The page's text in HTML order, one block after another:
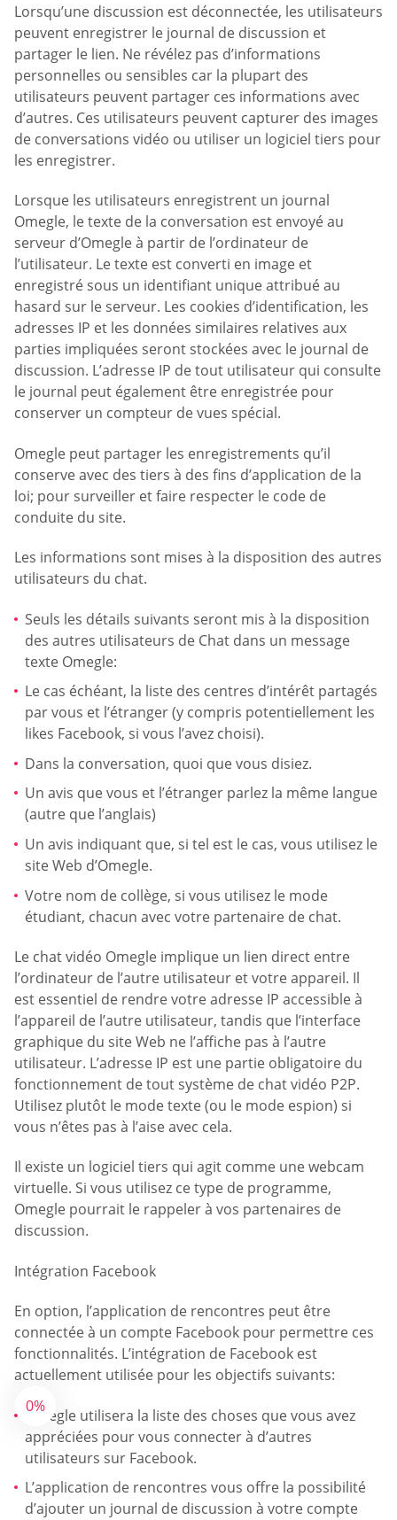
0%
Lorsqu’une discussion est déconnectée, les utilisateurs
peuvent enregistrer le journal de discussion et
partager le lien. Ne révélez pas d’informations
personnelles ou sensibles car la plupart des
utilisateurs peuvent partager ces informations avec
d’autres. Ces utilisateurs peuvent capturer des images
de conversations vidéo ou utiliser un logiciel tiers pour
les enregistrer.
Lorsque les utilisateurs enregistrent un journal
Omegle, le texte de la conversation est envoyé au
serveur d’Omegle à partir de l’ordinateur de
l’utilisateur. Le texte est converti en image et
enregistré sous un identifiant unique attribué au
hasard sur le serveur. Les cookies d’identification, les
adresses IP et les données similaires relatives aux
parties impliquées seront stockées avec le journal de
discussion. L’adresse IP de tout utilisateur qui consulte
le journal peut également être enregistrée pour
conserver un compteur de vues spécial.
Omegle peut partager les enregistrements qu’il
conserve avec des tiers à des fins d’application de la
loi; pour surveiller et faire respecter le code de
conduite du site.
Les informations sont mises à la disposition des autres
utilisateurs du chat.
Seuls les détails suivants seront mis à la disposition
des autres utilisateurs de Chat dans un message
texte Omegle:
Le cas échéant, la liste des centres d’intérêt partagés
par vous et l’étranger (y compris potentiellement les
likes Facebook, si vous l’avez choisi).
Dans la conversation, quoi que vous disiez.
Un avis que vous et l’étranger parlez la même langue
(autre que l’anglais)
Un avis indiquant que, si tel est le cas, vous utilisez le
site Web d’Omegle.
Votre nom de collège, si vous utilisez le mode
étudiant, chacun avec votre partenaire de chat.
Le chat vidéo Omegle implique un lien direct entre
l’ordinateur de l’autre utilisateur et votre appareil. Il
est essentiel de rendre votre adresse IP accessible à
l’appareil de l’autre utilisateur, tandis que l’interface
graphique du site Web ne l’affiche pas à l’autre
utilisateur. L’adresse IP est une partie obligatoire du
fonctionnement de tout système de chat vidéo P2P.
Utilisez plutôt le mode texte (ou le mode espion) si
vous n’êtes pas à l’aise avec cela.
Il existe un logiciel tiers qui agit comme une webcam
virtuelle. Si vous utilisez ce type de programme,
Omegle pourrait le rappeler à vos partenaires de
discussion.
Intégration Facebook
En option, l’application de rencontres peut être
connectée à un compte Facebook pour permettre ces
fonctionnalités. L’intégration de Facebook est
actuellement utilisée pour les objectifs suivants:
Omegle utilisera la liste des choses que vous avez
appréciées pour vous connecter à d’autres
utilisateurs sur Facebook.
L’application de rencontres vous offre la possibilité
d’ajouter un journal de discussion à votre compte